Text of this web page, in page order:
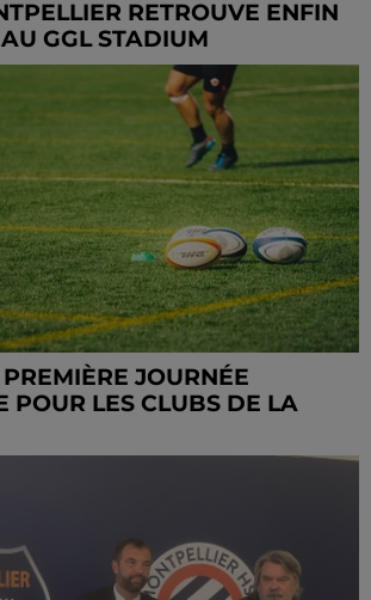
RETROUVE ENFIN
GGL STADIUM
JOURNÉE
POUR LES CLUBS DE LA